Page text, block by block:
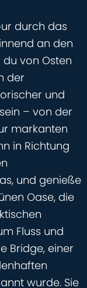
durch das
an den
du von Osten
der
und
– von der
markanten
in Richtung
und genieße
Oase, die
Fluss und
Bridge, einer
wurde. Sie